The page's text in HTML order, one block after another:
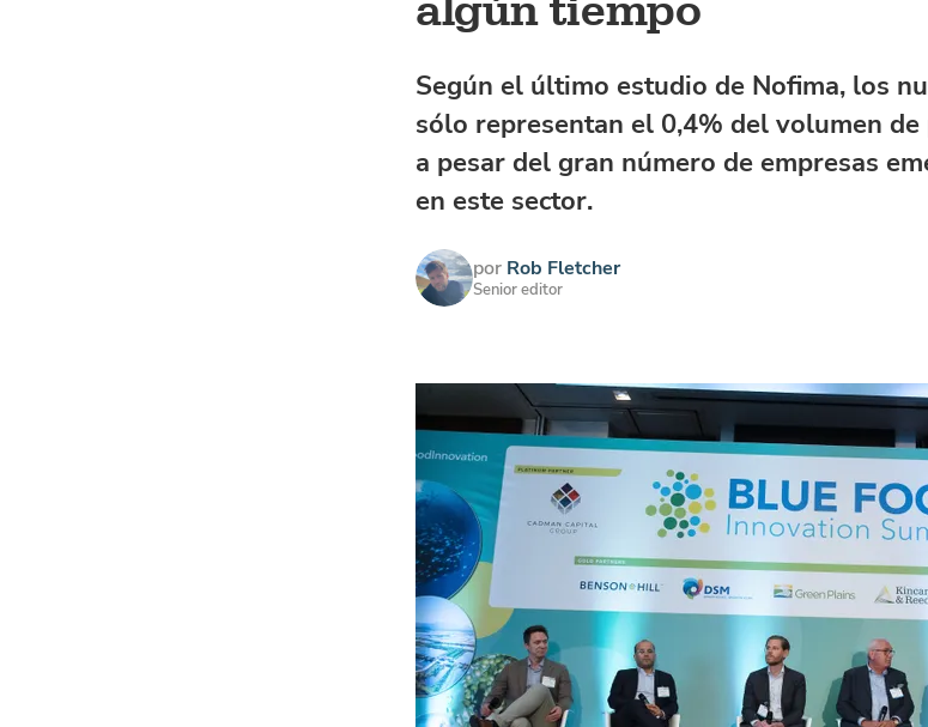
algún tiempo
Según el último estudio de Nofima, los
sólo representan el 0,4% del volumen
a pesar del gran número de empresas
en este sector.
por Rob Fletcher
Senior editor